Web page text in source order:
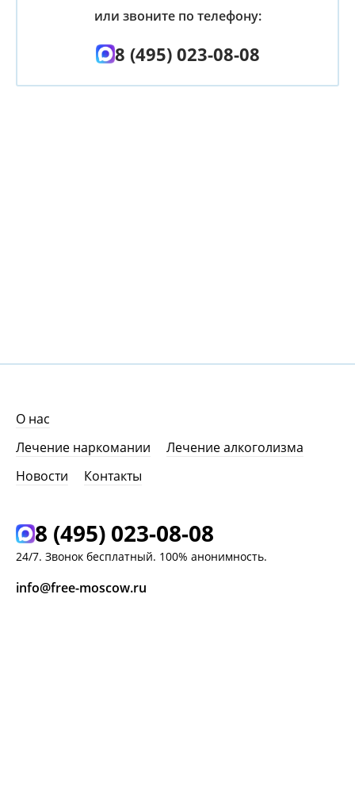
или звоните по телефону:
8 (495) 023-08-08
О нас
Лечение наркомании
Лечение алкоголизма
Новости
Контакты
8 (495) 023-08-08
24/7. Звонок бесплатный. 100% анонимность.
info@free-moscow.ru